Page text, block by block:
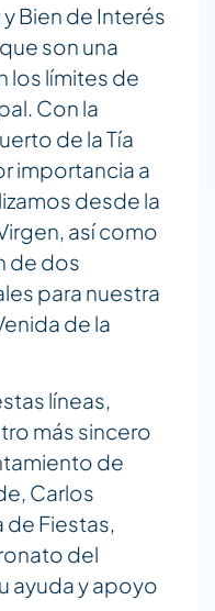
Bien de Interés
son una
los límites de
Con la
de la Tía
importancia a
desde la
así como
de dos
para nuestra
de la
líneas,
más sincero
de
Carlos
de Fiestas,
del
ayuda y apoyo